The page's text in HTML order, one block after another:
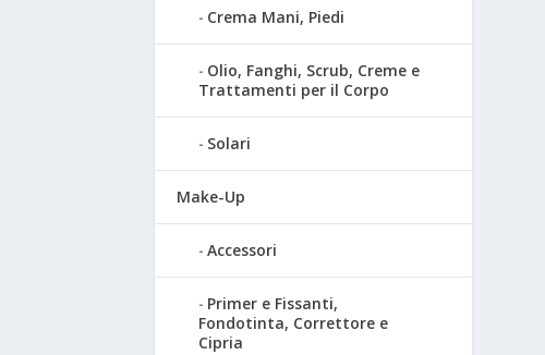
Crema Mani, Piedi
Olio, Fanghi, Scrub, Creme e
Trattamenti per il Corpo
Solari
Make-Up
Accessori
Primer e Fissanti,
Fondotinta, Correttore e
Cipria